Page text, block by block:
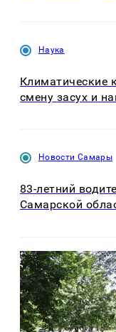
Наука
Климатические
смену засух и
Новости Самары
83-летний
Самарской